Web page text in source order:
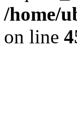
/home/
on line